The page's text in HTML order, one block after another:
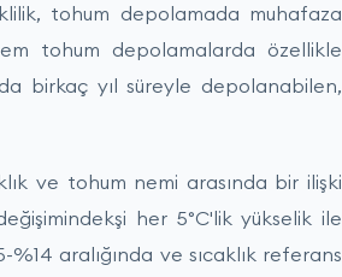
tohum depolamada muhafaza
tohum depolamalarda özellikle
birkaç yıl süreyle depolanabilen,
ve tohum nemi arasında bir ilişki
her 5°C'lik yükselik ile
aralığında ve sıcaklık referans